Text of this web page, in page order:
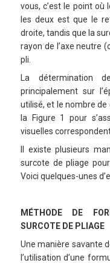
vous, c’est le point
les deux est que le
droite, tandis que la
rayon de l’axe neutre
pli.
La détermination
principalement sur
utilisé, et le nombre de
la Figure 1 pour
visuelles
Il existe plusieurs
surcote de pliage
Voici quelques-unes
MÉTHODE DE
SURCOTE DE PLIAGE
Une manière savante
l’utilisation d’une